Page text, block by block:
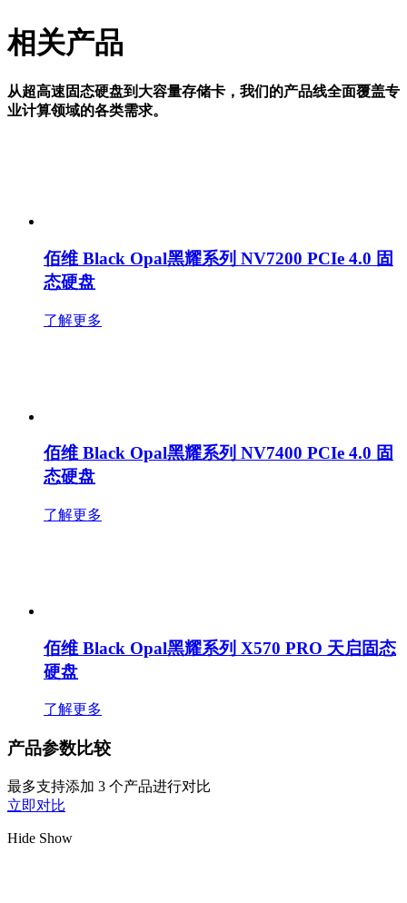
相关产品
从超高速固态硬盘到大容量存储卡，我们的产品线全面覆盖专
业计算领域的各类需求。
佰维 Black Opal黑耀系列 NV7200 PCIe 4.0 固
态硬盘
了解更多
佰维 Black Opal黑耀系列 NV7400 PCIe 4.0 固
态硬盘
了解更多
佰维 Black Opal黑耀系列 X570 PRO 天启固态
硬盘
了解更多
产品参数比较
最多支持添加 3 个产品进行对比
立即对比
Hide Show